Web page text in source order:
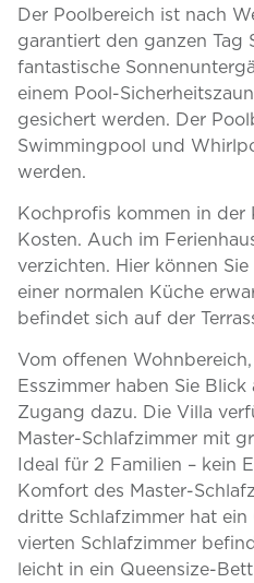
Der Poolbereich ist nach
garantiert den ganzen Tag
fantastische
einem Pool-
gesichert werden. Der
Swimmingpool und
werden.
Kochprofis kommen in der
Kosten. Auch im
verzichten. Hier können
einer normalen Küche
befindet sich auf der
Vom offenen
Esszimmer haben Sie
Zugang dazu. Die Villa
Master-Schlafzimmer mit
Ideal für 2 Familien – kein
Komfort des Master-
dritte Schlafzimmer hat
vierten Schlafzimmer
leicht in ein Queensize-